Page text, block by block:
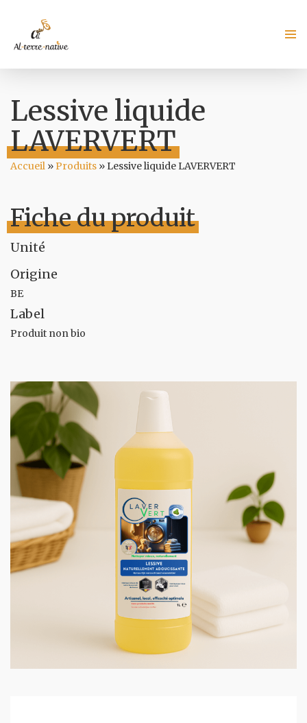
Lessive liquide
LAVERVERT
Accueil »Produits » Lessive liquide LAVERVERT
Fiche du produit
Unité
Origine
BE
Label
Produit non bio